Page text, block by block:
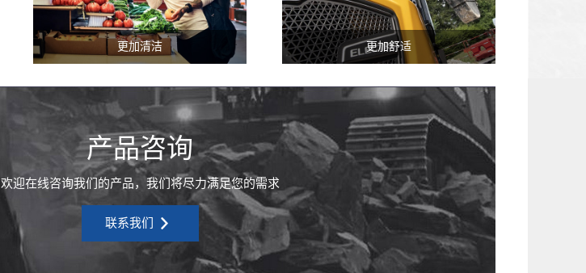
更加清洁
沃尔沃ECR25 Electric零排放电动小
型挖掘机为您的业务开启新的前景。
更加舒适
新款沃尔沃ECR25 Electric电动小型
挖掘机采用先进的高级驾驶室，大幅
减少了振动、噪音和热量。
产品咨询
欢迎在线咨询我们的产品，我们将尽力满足您的需求
联系我们 